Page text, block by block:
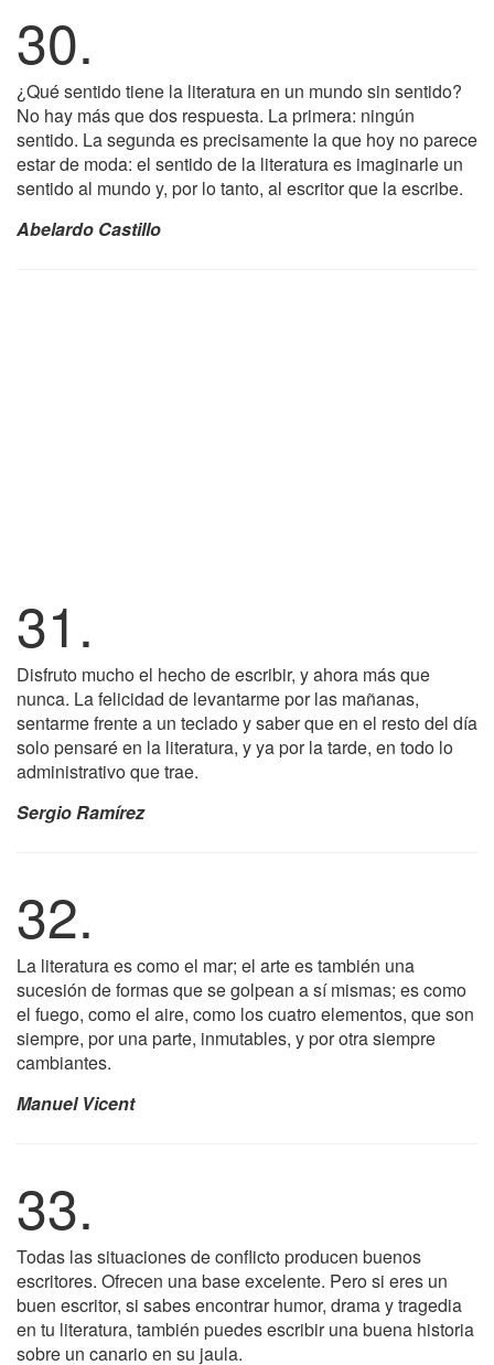
30.
¿Qué sentido tiene la literatura en un mundo sin sentido?
No hay más que dos respuesta. La primera: ningún
sentido. La segunda es precisamente la que hoy no parece
estar de moda: el sentido de la literatura es imaginarle un
sentido al mundo y, por lo tanto, al escritor que la escribe.
Abelardo Castillo
31.
Disfruto mucho el hecho de escribir, y ahora más que
nunca. La felicidad de levantarme por las mañanas,
sentarme frente a un teclado y saber que en el resto del día
solo pensaré en la literatura, y ya por la tarde, en todo lo
administrativo que trae.
Sergio Ramírez
32.
La literatura es como el mar; el arte es también una
sucesión de formas que se golpean a sí mismas; es como
el fuego, como el aire, como los cuatro elementos, que son
siempre, por una parte, inmutables, y por otra siempre
cambiantes.
Manuel Vicent
33.
Todas las situaciones de conflicto producen buenos
escritores. Ofrecen una base excelente. Pero si eres un
buen escritor, si sabes encontrar humor, drama y tragedia
en tu literatura, también puedes escribir una buena historia
sobre un canario en su jaula.